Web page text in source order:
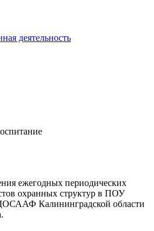
деятельность
ежегодных периодических
охранных структур в ПОУ
Калининградской области